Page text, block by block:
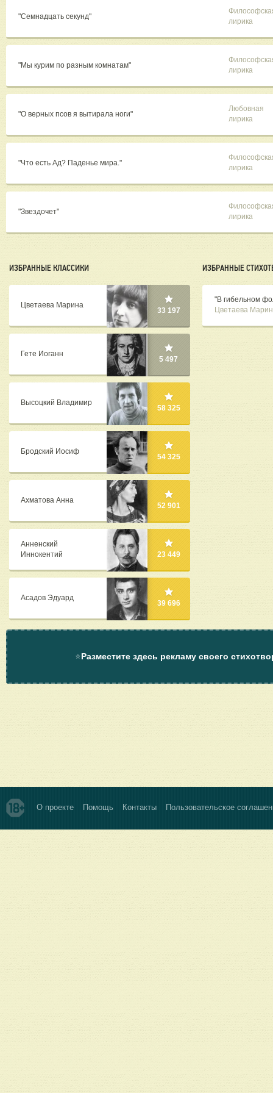
"Семнадцать секунд"
лирика
"Мы курим по разным комнатам"
лирика
"О верных псов я вытирала ноги"
Любовная
лирика
"Что есть Ад? Паденье мира."
лирика
"Звездочет"
лирика
ИЗБРАННЫЕ КЛАССИКИ
Цветаева Марина
33 197
Гете Иоганн
5 497
Высоцкий Владимир
58 325
Бродский Иосиф
54 325
Ахматова Анна
52 901
Анненский
Иннокентий
23 449
Асадов Эдуард
39 696
ИЗБРАННЫЕ
"В гибельном
Цветаева
⭐Разместите здесь рекламу своего
О проекте Помощь Контакты Пользовательское